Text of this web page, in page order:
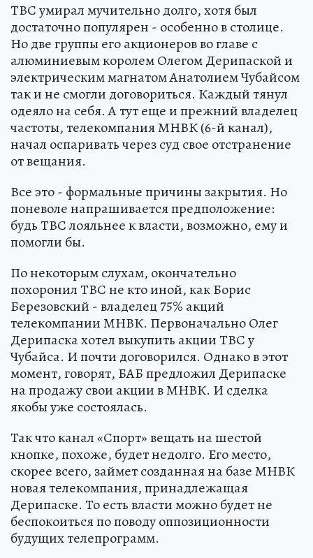
ТВС умирал мучительно долго, хотя был
достаточно популярен - особенно в столице.
Но две группы его акционеров во главе с
алюминиевым королем Олегом Дерипаской и
электрическим магнатом Анатолием Чубайсом
так и не смогли договориться. Каждый тянул
одеяло на себя. А тут еще и прежний владелец
частоты, телекомпания МНВК (6-й канал),
начал оспаривать через суд свое отстранение
от вещания.
Все это - формальные причины закрытия. Но
поневоле напрашивается предположение:
будь ТВС лояльнее к власти, возможно, ему и
помогли бы.
По некоторым слухам, окончательно
похоронил ТВС не кто иной, как Борис
Березовский - владелец 75% акций
телекомпании МНВК. Первоначально Олег
Дерипаска хотел выкупить акции ТВС у
Чубайса. И почти договорился. Однако в этот
момент, говорят, БАБ предложил Дерипаске
на продажу свои акции в МНВК. И сделка
якобы уже состоялась.
Так что канал «Спорт» вещать на шестой
кнопке, похоже, будет недолго. Его место,
скорее всего, займет созданная на базе МНВК
новая телекомпания, принадлежащая
Дерипаске. То есть власти можно будет не
беспокоиться по поводу оппозиционности
будущих телепрограмм.